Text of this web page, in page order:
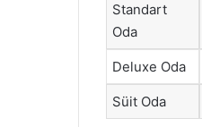
Standart
Oda
Deluxe Oda
Süit Oda